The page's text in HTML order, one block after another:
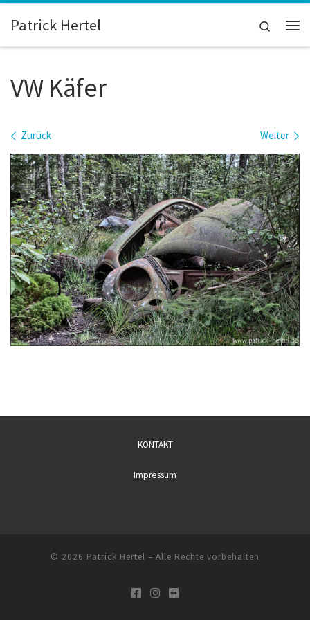
Zum Inhalt springen
Patrick Hertel
Search
VW Käfer
Bilder Navigation
Zurück Weiter
KONTAKT
Impressum
© 2026 Patrick Hertel – Alle Rechte vorbehalten